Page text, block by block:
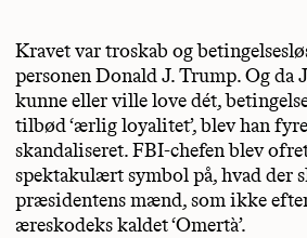
Kravet var troskab og
personen Donald J. Trump. Og da
kunne eller ville love dét,
tilbød ‘ærlig loyalitet’, blev han
skandaliseret. FBI-chefen blev
spektakulært symbol på, hvad der
præsidentens mænd, som ikke
æreskodeks kaldet ‘Omertà’.